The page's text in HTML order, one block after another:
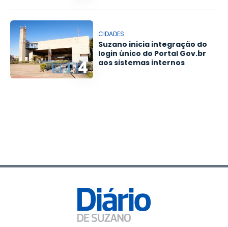
4
CIDADES
Suzano inicia integração do
login único do Portal Gov.br
aos sistemas internos